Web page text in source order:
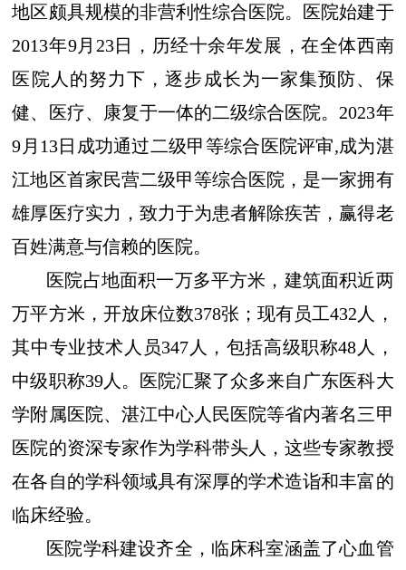
地区颇具规模的非营利性综合医院。医院始建于
2013年9月23日，历经十余年发展，在全体西南
医院人的努力下，逐步成长为一家集预防、保
健、医疗、康复于一体的二级综合医院。2023年
9月13日成功通过二级甲等综合医院评审,成为湛
江地区首家民营二级甲等综合医院，是一家拥有
雄厚医疗实力，致力于为患者解除疾苦，赢得老
百姓满意与信赖的医院。
医院占地面积一万多平方米，建筑面积近两
万平方米，开放床位数378张；现有员工432人，
其中专业技术人员347人，包括高级职称48人，
中级职称39人。医院汇聚了众多来自广东医科大
学附属医院、湛江中心人民医院等省内著名三甲
医院的资深专家作为学科带头人，这些专家教授
在各自的学科领域具有深厚的学术造诣和丰富的
临床经验。
医院学科建设齐全，临床科室涵盖了心血管